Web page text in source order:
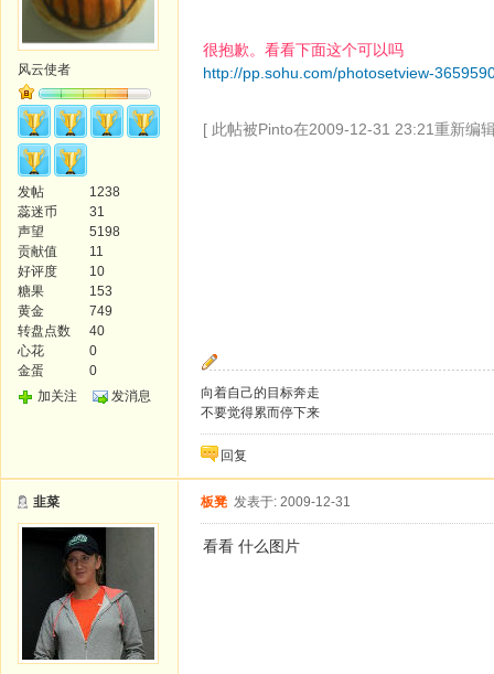
风云使者
发帖
1238
蕊迷币
31
声望
5198
贡献值
11
好评度
10
糖果
153
黄金
749
转盘点数
40
心花
0
金蛋
0
加关注
发消息
很抱歉。看看下面这个可以吗
http://pp.sohu.com/photosetview-
[ 此帖被Pinto在2009-12-31 23:21重新编
向着自己的目标奔走
不要觉得累而停下来
回复
韭菜 板凳 发表于: 2009-12-31
看看 什么图片